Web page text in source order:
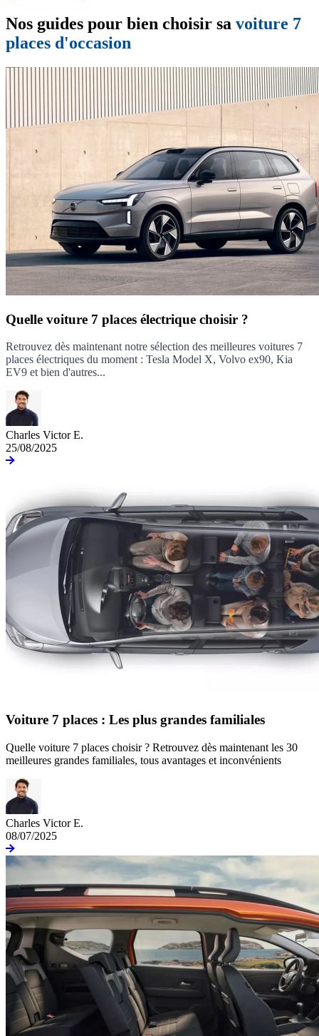
Nos guides pour bien choisir sa voiture 7
places d'occasion
Quelle voiture 7 places électrique choisir ?
Retrouvez dès maintenant notre sélection des meilleures voitures 7
places électriques du moment : Tesla Model X, Volvo ex90, Kia
EV9 et bien d'autres...
Charles Victor E.
25/08/2025
Voiture 7 places : Les plus grandes familiales
Quelle voiture 7 places choisir ? Retrouvez dès maintenant les 30
meilleures grandes familiales, tous avantages et inconvénients
Charles Victor E.
08/07/2025